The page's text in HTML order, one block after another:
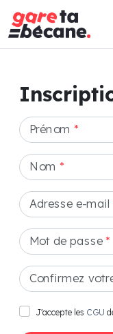
Prénom *
Nom *
Adresse e-mail
Mot de passe*
Confirmez
J'accepte les CGU